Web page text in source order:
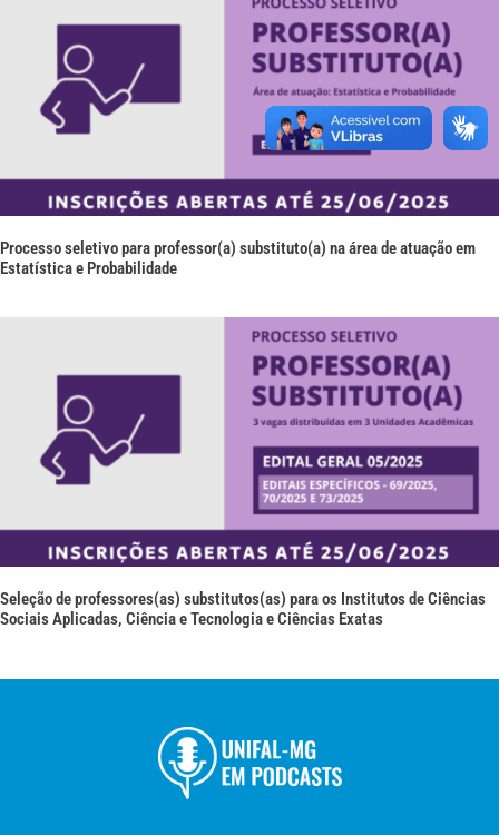
Processo seletivo para professor(a) substituto(a) na área de atuação em
Estatística e Probabilidade
Seleção de professores(as) substitutos(as) para os Institutos de Ciências
Sociais Aplicadas, Ciência e Tecnologia e Ciências Exatas